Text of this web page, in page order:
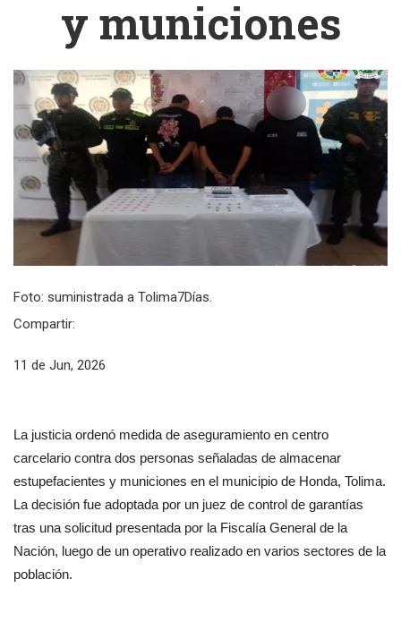
y municiones
Foto: suministrada a Tolima7Días.
Compartir:
11 de Jun, 2026
La justicia ordenó medida de aseguramiento en centro
carcelario contra dos personas señaladas de almacenar
estupefacientes y municiones en el municipio de Honda, Tolima.
La decisión fue adoptada por un juez de control de garantías
tras una solicitud presentada por la Fiscalía General de la
Nación, luego de un operativo realizado en varios sectores de la
población.